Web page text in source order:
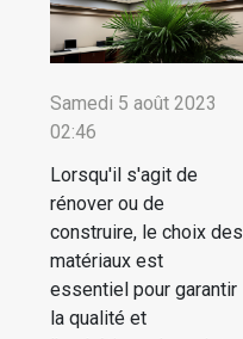
Samedi 5 août 2023
02:46
Lorsqu'il s'agit de
rénover ou de
construire, le choix des
matériaux est
essentiel pour garantir
la qualité et